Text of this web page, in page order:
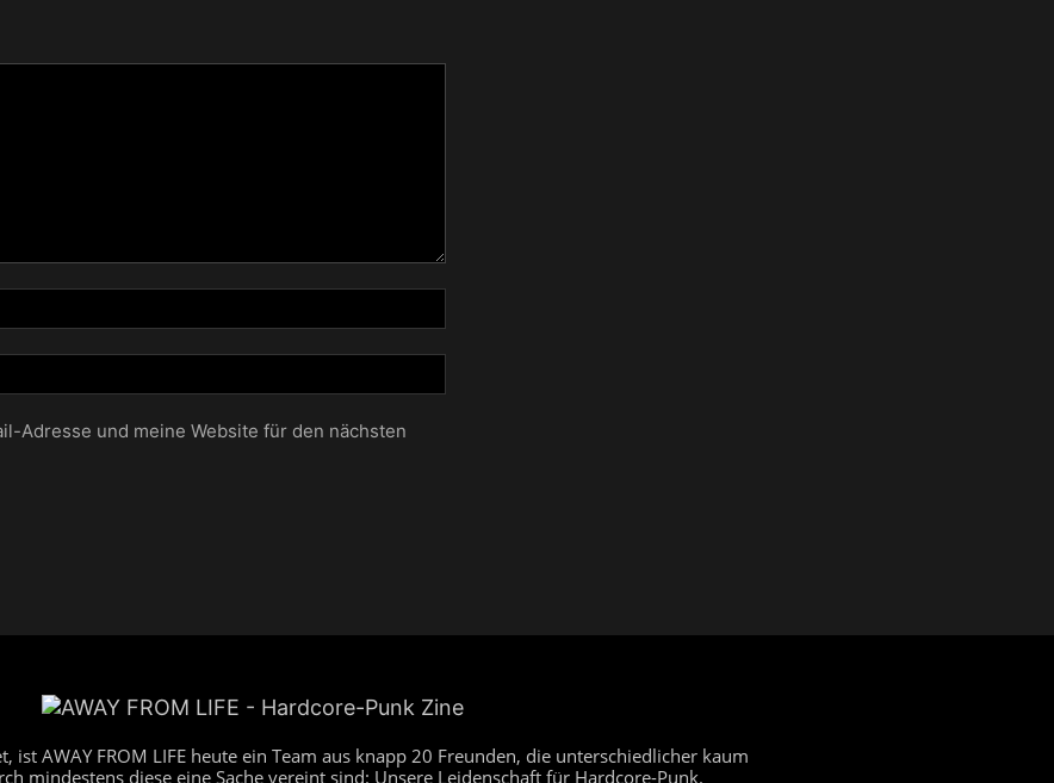
Adresse und meine Website für den nächsten
ist AWAY FROM LIFE heute ein Team aus knapp 20 Freunden, die unterschiedlicher kaum
mindestens diese eine Sache vereint sind: Unsere Leidenschaft für Hardcore-Punk.